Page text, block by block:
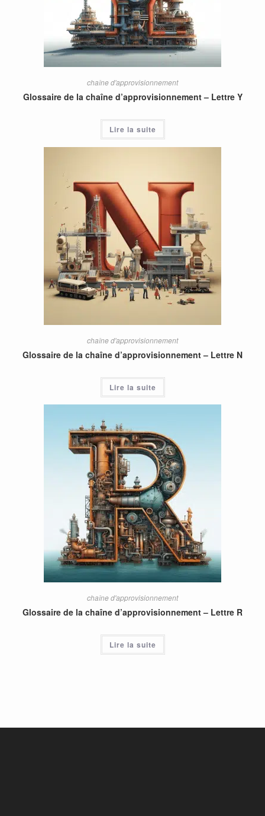
chaîne d'approvisionnement
Glossaire de la chaîne d’approvisionnement – Lettre Y
Lire la suite
chaîne d'approvisionnement
Glossaire de la chaîne d’approvisionnement – Lettre N
Lire la suite
chaîne d'approvisionnement
Glossaire de la chaîne d’approvisionnement – Lettre R
Lire la suite